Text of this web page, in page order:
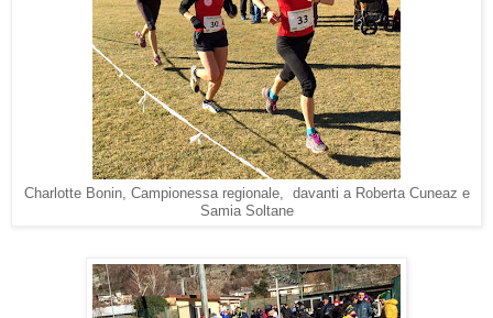
Charlotte Bonin, Campionessa regionale, davanti a Roberta Cuneaz e
Samia Soltane